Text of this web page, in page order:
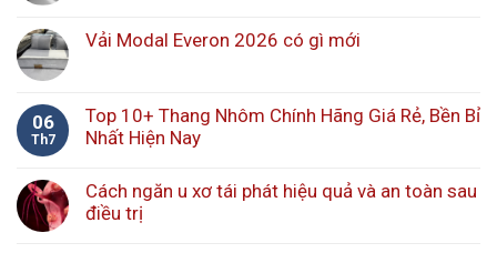
Vải Modal Everon 2026 có gì mới
06
Th7
Top 10+ Thang Nhôm Chính Hãng Giá Rẻ, Bền Bỉ
Nhất Hiện Nay
Cách ngăn u xơ tái phát hiệu quả và an toàn sau
điều trị